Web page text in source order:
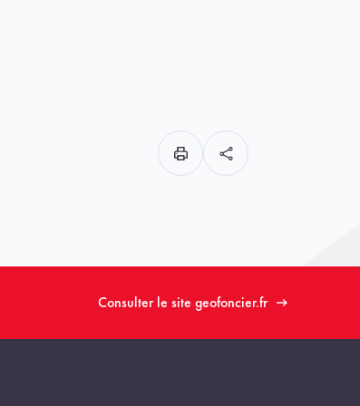
Consulter le site geofoncier.fr